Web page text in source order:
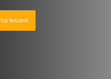
teszem